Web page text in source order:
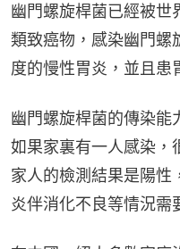
幽門螺旋桿菌已經被世
類致癌物，感染幽門螺
度的慢性胃炎，並且患
幽門螺旋桿菌的傳染能
如果家裏有一人感染，
家人的檢測結果是陽性
炎伴消化不良等情況需